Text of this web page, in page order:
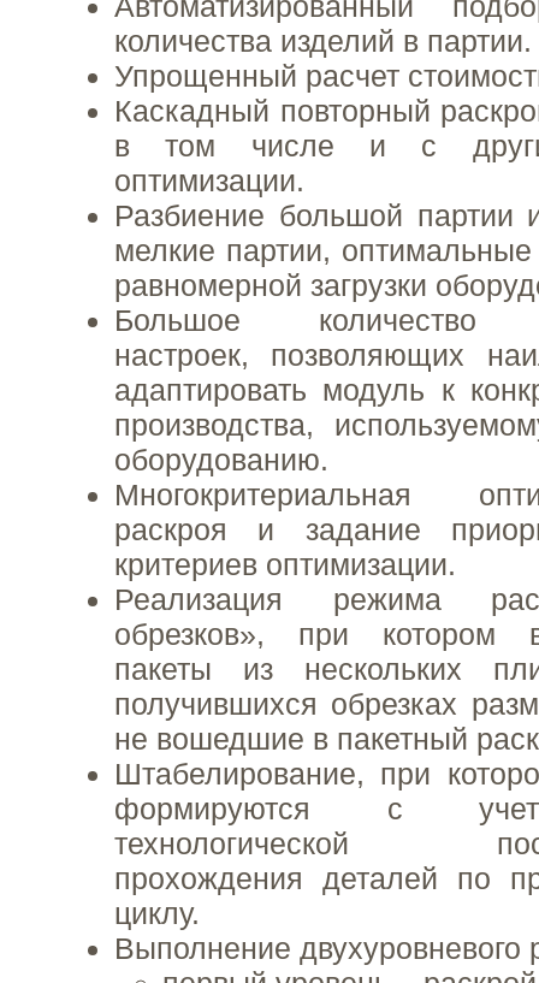
количества изделий в партии.
Упрощенный расчет
Каскадный повторный
в том числе и с
оптимизации.
Разбиение большой партии
мелкие партии,
равномерной загрузки
Большое количество
настроек, позволяющих
адаптировать модуль к
производства,
оборудованию.
Многокритериальная
раскроя и задание
критериев оптимизации.
Реализация режима
обрезков», при котором
пакеты из нескольких
получившихся обрезках
не вошедшие в пакетный
Штабелирование, при
формируются с
технологической
прохождения деталей по
циклу.
Выполнение двухуровневого